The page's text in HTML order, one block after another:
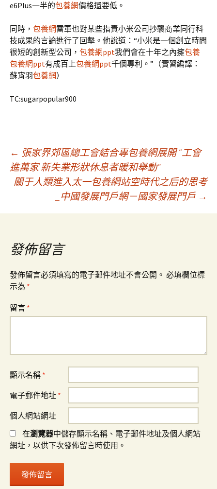
e6Plus一半的包養網價格還要低。
同時， 包養網雷軍也對某些指責小米公司抄襲商業同行科
技成果的言論進行了回擊。他說道：“小米是一個創立時間
很短的創新型公司， 包養網ppt我們會在十年之內擁包養
包養網ppt有成百上包養網ppt千個專利。”（實習編譯：
蘇宵羽包養網）
TC:sugarpopular900
文
章
導
覽
← 張家界郊區總工會結合專包養網展開 “工會
進萬家 新失業形狀休息者暖和舉動”
關于人類進入太一包養網站空時代之后的思考
_中國發展門戶網－國家發展門戶 →
發佈留言
發佈留言必須填寫的電子郵件地址不會公開。 必填欄位標
示為 *
留言 *
顯示名稱 *
電子郵件地址 *
個人網站網址
在瀏覽器中儲存顯示名稱、電子郵件地址及個人網站
網址，以供下次發佈留言時使用。